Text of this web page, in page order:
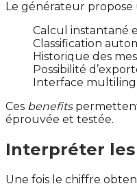
Le générateur propose
Calcul instantané
Classification
Historique des
Possibilité
Interface
Ces benefitspermettent
éprouvée et testée.
Interpréter les
Une fois le chiffre